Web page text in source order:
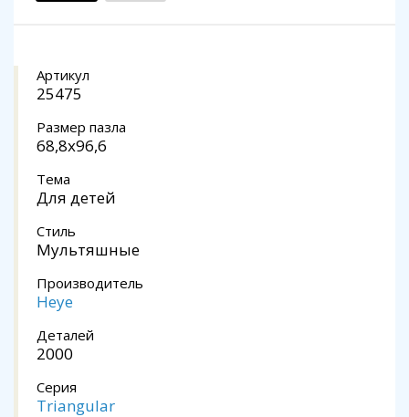
Артикул
25475
Размер пазла
68,8x96,6
Тема
Для детей
Стиль
Мультяшные
Производитель
Heye
Деталей
2000
Серия
Triangular